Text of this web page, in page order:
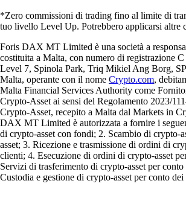
*Zero commissioni di trading fino al limite di
tuo livello Level Up. Potrebbero applicarsi altre
Foris DAX MT Limited è una società a
costituita a Malta, con numero di registrazione C
Level 7, Spinola Park, Triq Mikiel Ang Borg,
Malta, operante con il nome Crypto.com,
Malta Financial Services Authority come
Crypto-Asset ai sensi del Regolamento 2023/
Crypto-Asset, recepito a Malta dal Markets in
DAX MT Limited è autorizzata a fornire i
di crypto-asset con fondi; 2. Scambio di crypto-
asset; 3. Ricezione e trasmissione di ordini di
clienti; 4. Esecuzione di ordini di crypto-asset
Servizi di trasferimento di crypto-asset per
Custodia e gestione di crypto-asset per conto